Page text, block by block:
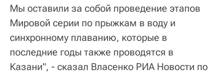
Мы оставили за собой проведение этапов
Мировой серии по прыжкам в воду и
синхронному плаванию, которые в
последние годы также проводятся в
Казани", - сказал Власенко РИА Новости по